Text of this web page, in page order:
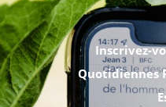
Inscrivez-
Quotidiennes